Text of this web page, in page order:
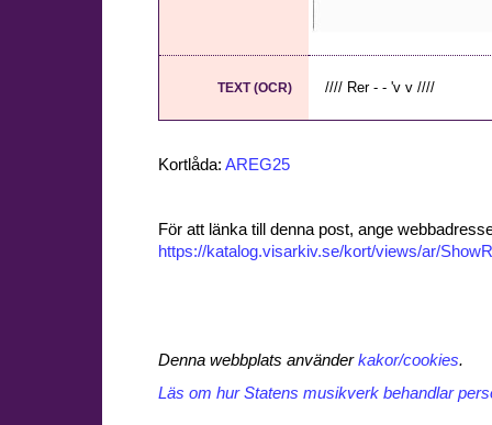
TEXT (OCR) //// Rer - - 'v v ////
Kortlåda: AREG25
För att länka till denna post, ange
https://katalog.visarkiv.se/kort/views/ar/
Denna webbplats använderkakor/cookies.
Läs om hur Statens musikverk behandlar